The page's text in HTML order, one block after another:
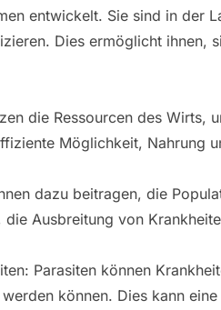
entwickelt. Sie sind in der
Dies ermöglicht ihnen,
die Ressourcen des Wirts,
Möglichkeit, Nahrung
dazu beitragen, die
Ausbreitung von
Parasiten können
können. Dies kann